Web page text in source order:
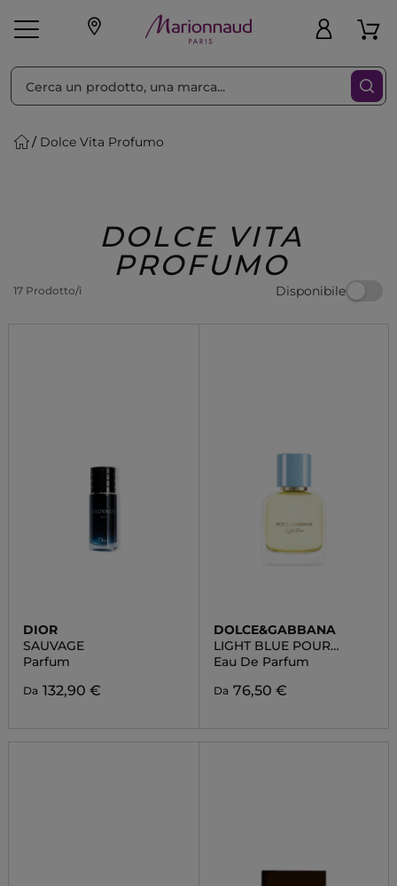
Make-up Profumi
Regalo
Dolce Vita Profumo
DOLCE VITA
PROFUMO
17 Prodotto/i Disponibile
Ordina per Filtra
DIOR
SAUVAGE
Parfum
Da 132,90 €
DOLCE&GABBANA
LIGHT BLUE POUR
HOMME
Eau De Parfum
Da 76,50 €